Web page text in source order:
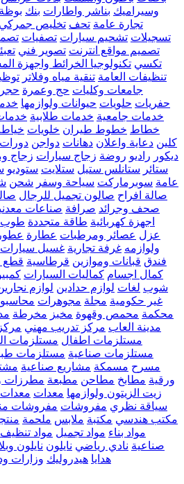
وسيراميك بناشر واطارات بنك بوظة
تجارة عامة تحف تخليص جمركي
تسجيلات تشحيم سيارات تصفيات
تصميم مواقع انترنت تصوير فني
تكسي تكنولوجيا الخرائط واجهزة
تنظيفات العامة تنقية مياه وفلاتر
جامعات وكليات حج وعمرة
حفريات حلويات حيوانات ولوازمها
خدمات جامعية خدمات طلابية
خطاط خطوط طيران خلويات
كلين دعاية واعلان دهانات دواجن
ديكور راديو روضة زجاج سيارات زجاج
ستائر ستانلس ستيل ستلايت ستوديو
عامة سوبرماركت سياحة وسفر شحن
صالة افراح صالون تجميل للرجال
صحف وجرائد صرافة صناعات
اجهزة كهربائية طاقة متجددة طوب
عزل عصائر ومرطبات عطارة عطور
ولوازمه غرفة تجارية غسيل سيارات
فندق قبانات وموازين قرطاسية قطع
كمال اجسام كماليات السيارات
شوب لغات لوازم حدادين لوازم
غير حكومية مجلة مجوهرات
محكمة محمص وقهوة مخبز مخرطة
مدينة العاب مركز تدريب مهني
مستلزمات اطفال مستلزمات
مستلزمات صناعية مستلزمات
مسرح مسمكة مشاريع صناعية
ورقية مطابخ مطاحن مطبعة مطرزات
زيت الزيتون ولوازمها معدات معدات
سياقة نظري مفروشات مفروشات
مكتب هندسي مكتبة ملابس ملحمة
مواد بناء مواد تجميل مواد تنظيف
صناعية نادي رياضي نايلون نايلون
هدايا هيدروليك وزارات